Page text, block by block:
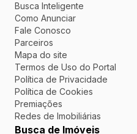
Busca Inteligente
Como Anunciar
Fale Conosco
Parceiros
Mapa do site
Termos de Uso do Portal
Política de Privacidade
Política de Cookies
Premiações
Redes de Imobiliárias
Busca de Imóveis